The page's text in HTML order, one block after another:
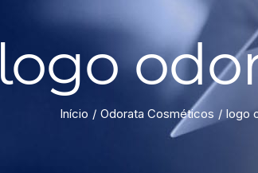
logo
Início Odorata Cosméticos logo